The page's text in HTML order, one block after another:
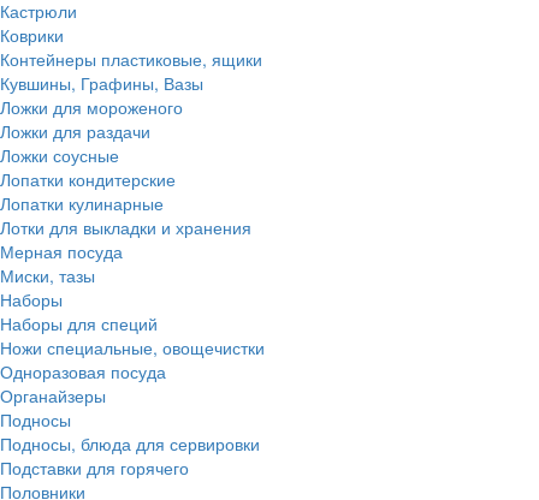
Кастрюли
Коврики
Контейнеры пластиковые, ящики
Кувшины, Графины, Вазы
Ложки для мороженого
Ложки для раздачи
Ложки соусные
Лопатки кондитерские
Лопатки кулинарные
Лотки для выкладки и хранения
Мерная посуда
Миски, тазы
Наборы
Наборы для специй
Ножи специальные, овощечистки
Одноразовая посуда
Органайзеры
Подносы
Подносы, блюда для сервировки
Подставки для горячего
Половники